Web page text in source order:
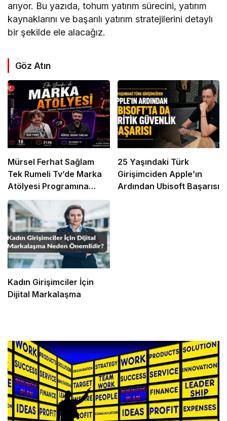
arıyor. Bu yazıda, tohum yatırım sürecini, yatırım
kaynaklarını ve başarılı yatırım stratejilerini detaylı
bir şekilde ele alacağız.
Göz Atın
Mürsel Ferhat Sağlam
Tek Rumeli Tv’de Marka
Atölyesi Programına
Konuk Oldu
25 Yaşındaki Türk
Girişimciden Apple’ın
Ardından Ubisoft Başarısı
Kadın Girişimciler İçin
Dijital Markalaşma